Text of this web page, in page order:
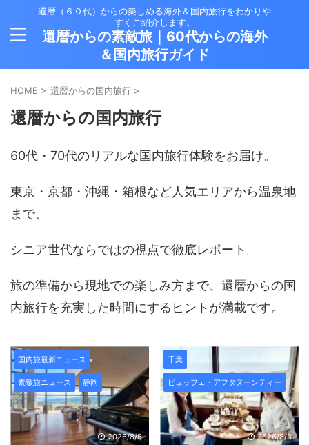
還暦（６０代）からの楽しめる海外＆国内旅行をわかりや
すくご紹介します。
還暦からの素敵旅｜60代からの海外
＆国内旅行ガイド
HOME > 還暦からの国内旅行 >
還暦からの国内旅行
60代・70代のリアルな国内旅行体験をお届け。
東京・京都・沖縄・箱根など人気エリアから温泉地
まで、
シニア世代ならではの視点で徹底レポート。
旅の準備から現地での楽しみ方まで、還暦からの国
内旅行を充実した時間にするヒントが満載です。
国内旅最新ニュース
素敵旅ニュース 静岡
2026/8/5
千葉
ビュッフェ・アフタヌーンティー
2026/8/3